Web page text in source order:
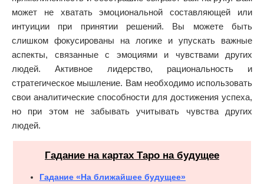
может не хватать эмоциональной составляющей или
интуиции при принятии решений. Вы можете быть
слишком фокусированы на логике и упускать важные
аспекты, связанные с эмоциями и чувствами других
людей. Активное лидерство, рациональность и
стратегическое мышление. Вам необходимо использовать
свои аналитические способности для достижения успеха,
но при этом не забывать учитывать чувства других
людей.
Гадание на картах Таро на будущее
Гадание «На ближайшее будущее»